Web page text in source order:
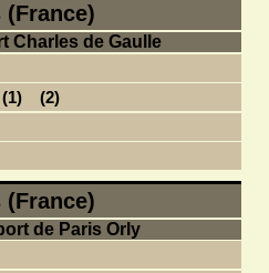
(France)
Charles de Gaulle
(2)
(France)
de Paris Orly